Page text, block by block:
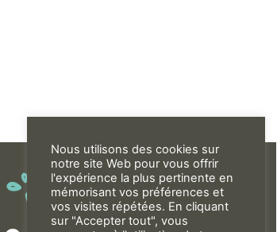
Nous utilisons des cookies sur
notre site Web pour vous offrir
l'expérience la plus pertinente en
mémorisant vos préférences et
vos visites répétées. En cliquant
sur "Accepter tout", vous